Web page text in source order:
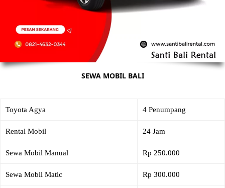
SEWA MOBIL BALI
Toyota Agya 4 Penumpang
Rental Mobil 24 Jam
Sewa Mobil Manual Rp 250.000
Sewa Mobil Matic Rp 300.000